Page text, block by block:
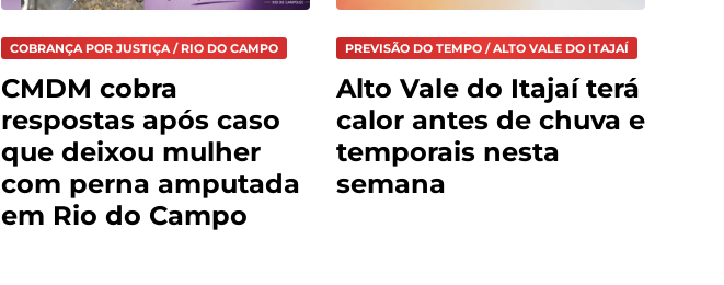
COBRANÇA POR JUSTIÇA / RIO DO CAMPO
CMDM cobra
respostas após caso
que deixou mulher
com perna amputada
em Rio do Campo
PREVISÃO DO TEMPO / ALTO VALE DO ITAJAÍ
Alto Vale do Itajaí terá
calor antes de chuva e
temporais nesta
semana